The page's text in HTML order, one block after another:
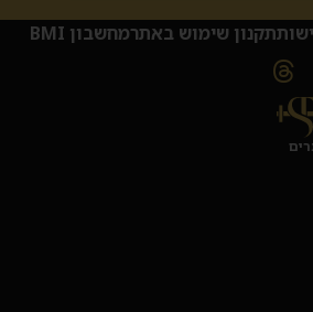
תקנון שימוש באתרמחשבון BMI